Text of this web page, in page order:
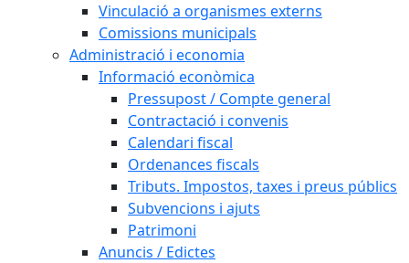
Vinculació a organismes externs
Comissions municipals
Administració i economia
Informació econòmica
Pressupost / Compte general
Contractació i convenis
Calendari fiscal
Ordenances fiscals
Tributs. Impostos, taxes i preus públics
Subvencions i ajuts
Patrimoni
Anuncis / Edictes